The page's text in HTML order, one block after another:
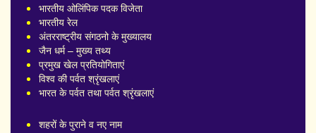
भारतीय ओलिंपिक पदक विजेता
भारतीय रेल
अंतरराष्ट्रीय संगठनो के मुख्यालय
जैन धर्म – मुख्य तथ्य
प्रमुख खेल प्रतियोगिताएं
विश्व की पर्वत श्रृंखलाएं
भारत के पर्वत तथा पर्वत श्रृंखलाएं
शहरों के पुराने व नए नाम